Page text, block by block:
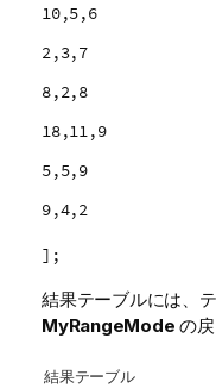
10,5,6
2,3,7
8,2,8
18,11,9
5,5,9
9,4,2
];
結果テーブルには、
MyRangeMode の
結果テーブル